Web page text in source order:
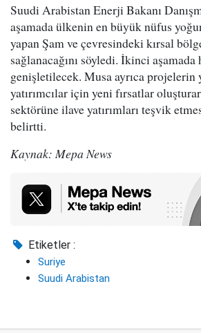
Suudi Arabistan Enerji Bakanı
aşamada ülkenin en büyük nüfus
yapan Şam ve çevresindeki kırsal
sağlanacağını söyledi. İkinci
genişletilecek. Musa ayrıca projelerin
yatırımcılar için yeni fırsatlar
sektörüne ilave yatırımları teşvik
belirtti.
Kaynak: Mepa News
Etiketler :
Suriye
Suudi Arabistan